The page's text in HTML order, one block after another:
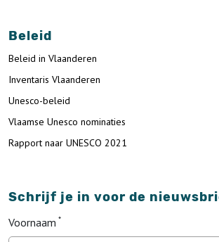
Beleid
Beleid in Vlaanderen
Inventaris Vlaanderen
Unesco-beleid
Vlaamse Unesco nominaties
Rapport naar UNESCO 2021
Schrijf je in voor de
Voornaam